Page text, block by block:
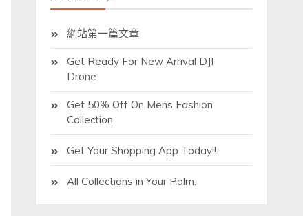
網站第一篇文章
Get Ready For New Arrival DJI
Drone
Get 50% Off On Mens Fashion
Collection
Get Your Shopping App Today!!
All Collections in Your Palm.